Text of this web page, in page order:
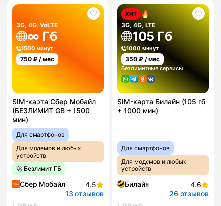
3G, 4G, VoLTE
∞ Гб
1500 минут
750 ₽ / мес
SIM-карта Сбер Мобайл
(БЕЗЛИМИТ GB + 1500
мин)
Для смартфонов
Для модемов и любых
устройств
🚀 Безлимит ГБ
Сбер Мобайл
4.5
13 отзывов
ХИТ
3G, 4G, LTE
105 Гб
1000 минут
350 ₽ / мес
Безлимитные сервисы
SIM-карта Билайн (105 гб
+ 1000 мин)
Для смартфонов
Для модемов и любых
устройств
Билайн
4.6
26 отзывов